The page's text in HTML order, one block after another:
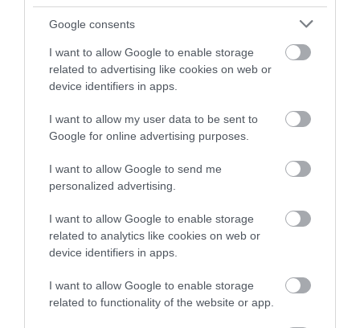
Google consents
I want to allow Google to enable storage
related to advertising like cookies on web or
device identifiers in apps.
I want to allow my user data to be sent to
Google for online advertising purposes.
I want to allow Google to send me
personalized advertising.
I want to allow Google to enable storage
related to analytics like cookies on web or
device identifiers in apps.
I want to allow Google to enable storage
related to functionality of the website or app.